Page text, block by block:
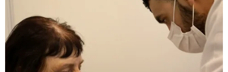
Theo dõi VietnamPlus